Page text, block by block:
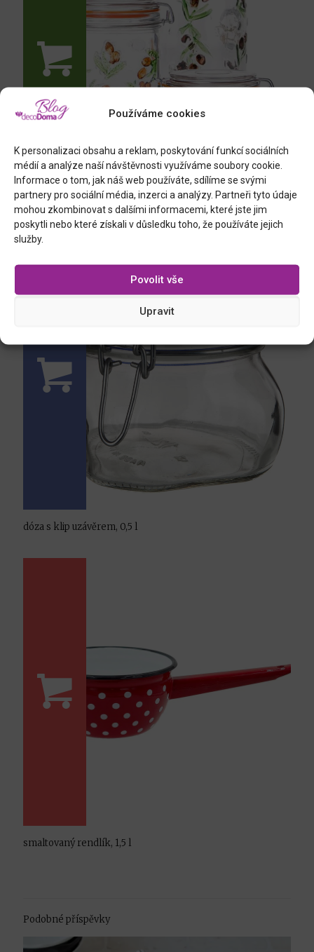
Používáme cookies
K personalizaci obsahu a reklam, poskytování funkcí sociálních
médií a analýze naší návštěvnosti využíváme soubory cookie.
Informace o tom, jak náš web používáte, sdílíme se svými
partnery pro sociální média, inzerci a analýzy. Partneři tyto údaje
mohou zkombinovat s dalšími informacemi, které jste jim
poskytli nebo které získali v důsledku toho, že používáte jejich
služby.
Povolit vše
Upravit
skleněné dózy s klip uzávěrem
dóza s klip uzávěrem, 0,5 l
smaltovaný rendlík, 1,5 l
Podobné příspěvky